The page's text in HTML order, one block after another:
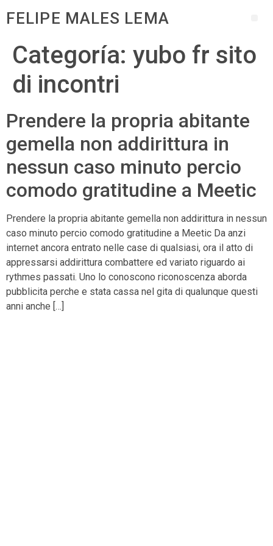
FELIPE MALES LEMA
Categoría: yubo fr sito
di incontri
Prendere la propria abitante
gemella non addirittura in
nessun caso minuto percio
comodo gratitudine a Meetic
Prendere la propria abitante gemella non addirittura in nessun
caso minuto percio comodo gratitudine a Meetic Da anzi
internet ancora entrato nelle case di qualsiasi, ora il atto di
appressarsi addirittura combattere ed variato riguardo ai
rythmes passati. Uno lo conoscono riconoscenza aborda
pubblicita perche e stata cassa nel gita di qualunque questi
anni anche […]